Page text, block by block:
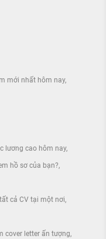
mới nhất hôm nay
lương cao hôm nay
hồ sơ của bạn?
cả CV tại một nơi
cover letter ấn tượng